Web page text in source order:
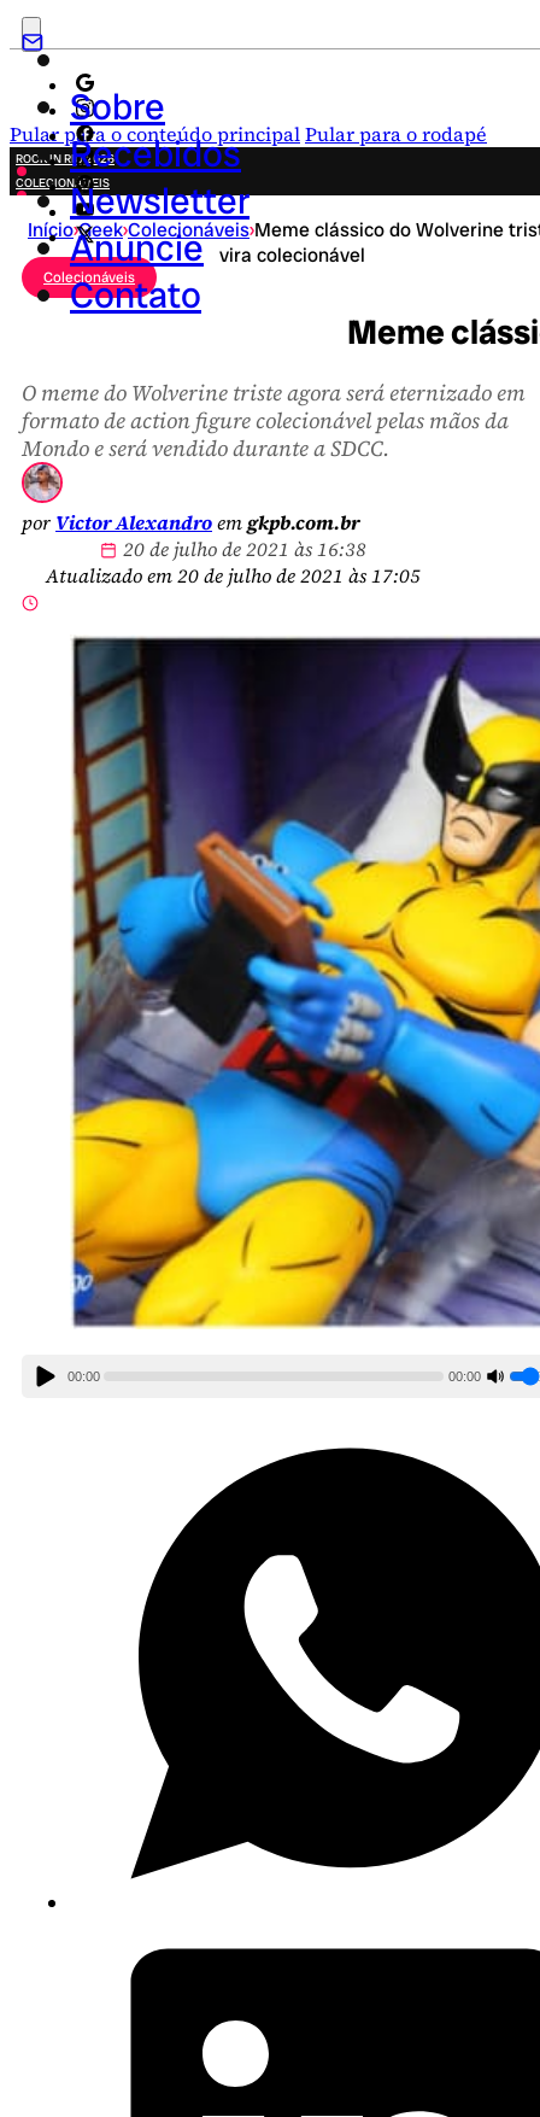
Pular para o conteúdo principalPular para o rodapé
Sobre
Recebidos
Newsletter
Anuncie
Contato
ROCK IN RIO 2026
COLECIONÁVEIS
FESTA JUNINA
NOVIDADES
CAMPANHAS CRIATIVAS
Início›Geek›Colecionáveis›Meme clássico do Wolverine
vira colecionável
Colecionáveis
Meme
O meme do Wolverine triste agora será eternizado em
formato de action figure colecionável pelas mãos da
Mondo e será vendido durante a SDCC.
por Victor Alexandroemgkpb.com.br
20 de julho de 2021 às 16:38
Atualizado em 20 de julho de 2021 às 17:05
00:00 00:00